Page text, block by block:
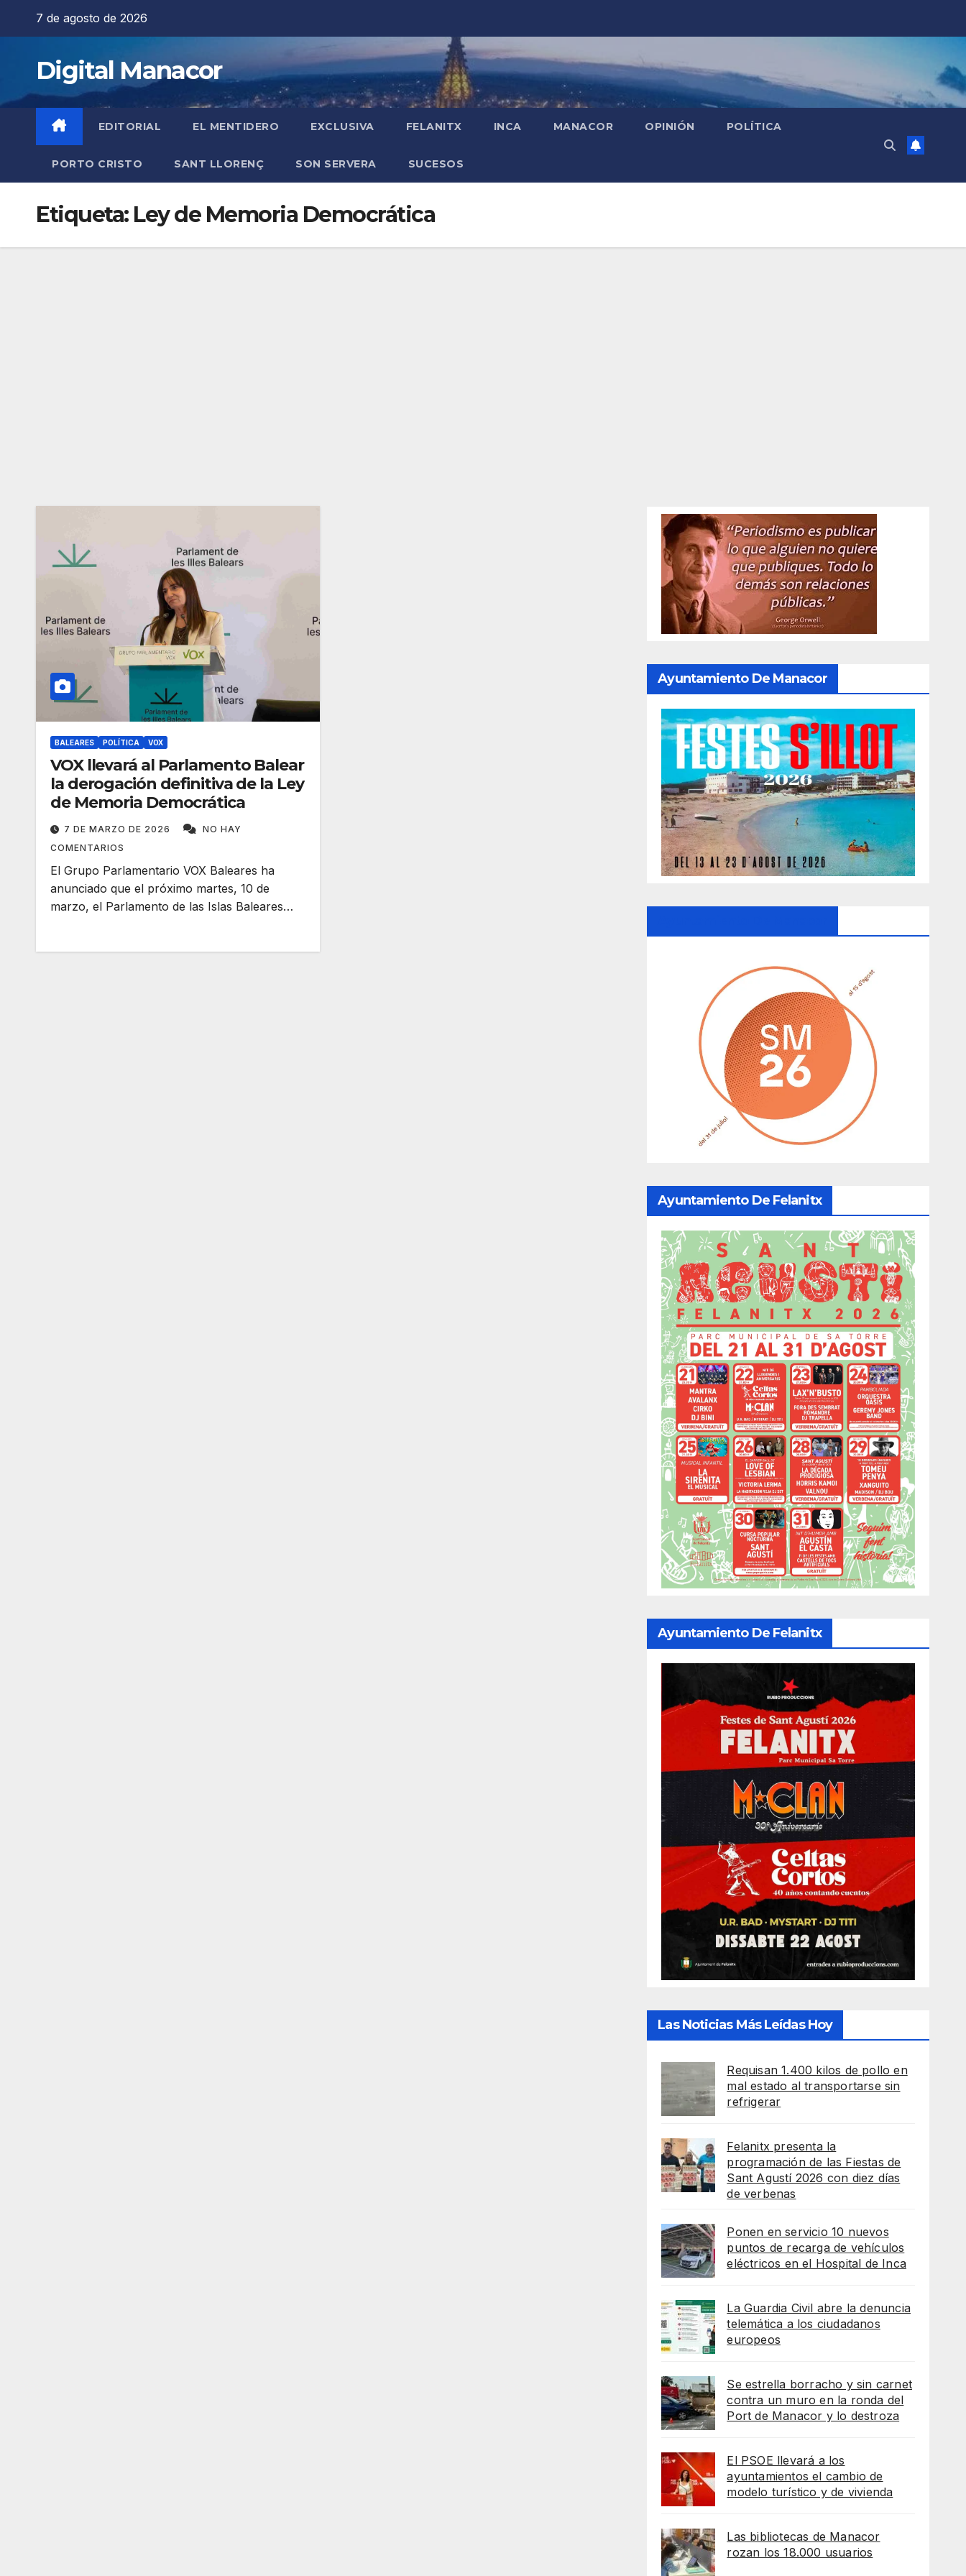
7 de agosto de 2026
Digital Manacor
EDITORIAL EL MENTIDERO EXCLUSIVA FELANITX INCA MANACOR OPINIÓN POLÍTICA
PORTO CRISTO SANT LLORENÇ SON SERVERA SUCESOS
Etiqueta: Ley de Memoria Democrática
BALEARES POLÍTICA VOX
VOX llevará al Parlamento Balear
la derogación definitiva de la Ley
de Memoria Democrática
7 DE MARZO DE 2026
NO HAY
COMENTARIOS
El Grupo Parlamentario VOX Baleares ha
anunciado que el próximo martes, 10 de
marzo, el Parlamento de las Islas Baleares…
Ayuntamiento De Manacor
Ayuntamiento De Felanitx
Ayuntamiento De Felanitx
Las Noticias Más Leídas Hoy
Requisan 1.400 kilos de pollo en
mal estado al transportarse sin
refrigerar
Felanitx presenta la
programación de las Fiestas de
Sant Agustí 2026 con diez días
de verbenas
Ponen en servicio 10 nuevos
puntos de recarga de vehículos
eléctricos en el Hospital de Inca
La Guardia Civil abre la denuncia
telemática a los ciudadanos
europeos
Se estrella borracho y sin carnet
contra un muro en la ronda del
Port de Manacor y lo destroza
El PSOE llevará a los
ayuntamientos el cambio de
modelo turístico y de vivienda
Las bibliotecas de Manacor
rozan los 18.000 usuarios